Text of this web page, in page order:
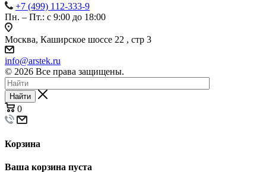
+7 (499) 112-333-9
Пн. – Пт.: с 9:00 до 18:00
Москва, Каширское шоссе 22 , стр 3
info@arstek.ru
© 2026 Все права защищены.
Найти
0
Корзина
Ваша корзина пуста